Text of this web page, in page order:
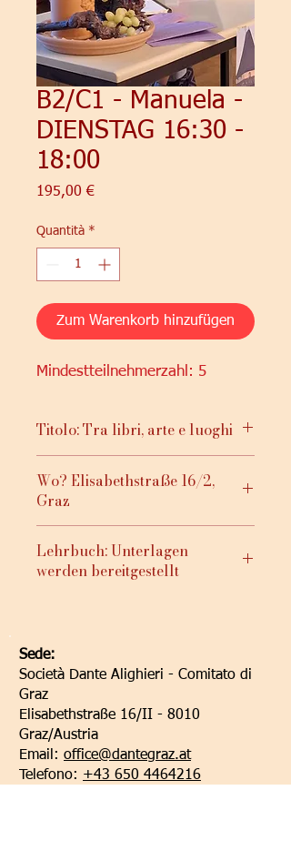
B2/C1 - Manuela -
DIENSTAG 16:30 -
18:00
195,00 €Prezzo
Quantità *
Zum Warenkorb hinzufügen
Mindestteilnehmerzahl: 5
Titolo: Tra libri, arte e luoghi
Wo? Elisabethstraße 16/2,
Graz
Lehrbuch: Unterlagen
werden bereitgestellt
Sede:
Società Dante Alighieri - Comitato di
Graz
Elisabethstraße 16/II - 8010
Graz/Austria
Email: office@dantegraz.at
Telefono: +43 650 4464216